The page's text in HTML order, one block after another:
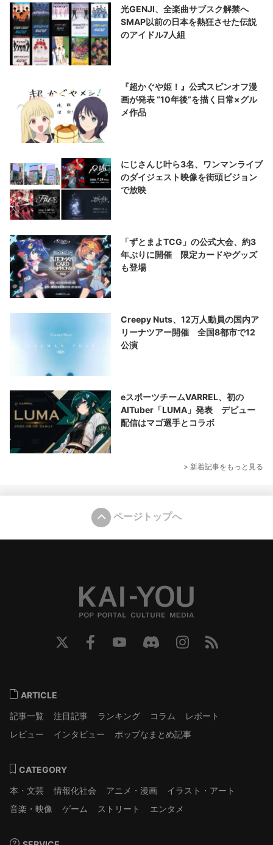
光GENJI、全楽曲サブスク解禁へ
SMAP以前の日本を熱狂させた伝説
のアイドル7人組
『超かぐや姫！』公式スピンオフ漫
画が発表 “10年後”を描く日常×グル
メ作品
にじさんじ叶ら3名、ワンマンライブ
のダイジェスト映像を街頭ビジョン
で放映
「ずとまよTCG」の公式大会、約3
年ぶりに開催 限定カードやグッズ
も登場
Creepy Nuts、12万人動員の国内ア
リーナツアー開催 全国8都市で12
公演
eスポーツチームVARREL、初の
AITuber「LUMA」発表 デビュー
配信はマゴ選手とコラボ
> 新着記事をもっと見る
ページトップへ
ARTICLE
記事一覧
注目記事 ランキング コラム
レポート
レビュー
インタビュー ポップなまとめ記事
CATEGORY
本・文芸
情報化社会 アニメ・漫画
イラスト・アート
音楽・映像
ゲーム ストリート エンタメ